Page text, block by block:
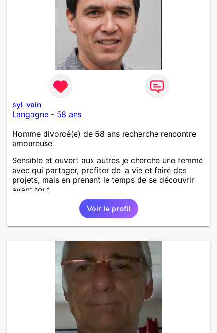
syl-vain
Langogne - 58 ans
Homme divorcé(e) de 58 ans recherche rencontre
amoureuse
Sensible et ouvert aux autres je cherche une femme
avec qui partager, profiter de la vie et faire des
projets, mais en prenant le temps de se découvrir
avant tout.
Voir le profil